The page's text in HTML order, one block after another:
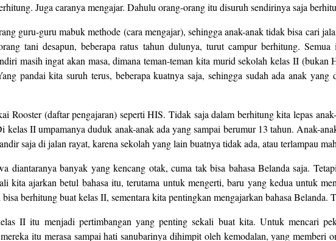
Juga caranya mengajar. Dahulu orang-orang itu disuruh sendirinya saja
guru-guru mabuk methode (cara mengajar), sehingga anak-anak tidak bisa cari
tani desapun, beberapa ratus tahun dulunya, turut campur berhitung.
masih ingat akan masa, dimana teman-teman kita murid sekolah kelas II
pandai kita suruh terus, beberapa kuatnya saja, sehingga sudah ada anak
Rooster (daftar pengajaran) seperti HIS. Tidak saja dalam berhitung kita lepas
kelas II umpamanya duduk anak-anak ada yang sampai berumur 13 tahun. Anak-
saja di jalan rayat, karena sekolah yang lain buatnya tidak ada, atau terlampau
diantaranya banyak yang kencang otak, cuma tak bisa bahasa Belanda saja.
kita ajarkan betul bahasa itu, terutama untuk mengerti, baru yang kedua untuk
berhitung buat kelas II, sementara kita pentingkan mengajarkan bahasa
II itu menjadi pertimbangan yang penting sekali buat kita. Untuk mencari
itu merasa sampai hati sanubarinya dihimpit oleh kemodalan, yang